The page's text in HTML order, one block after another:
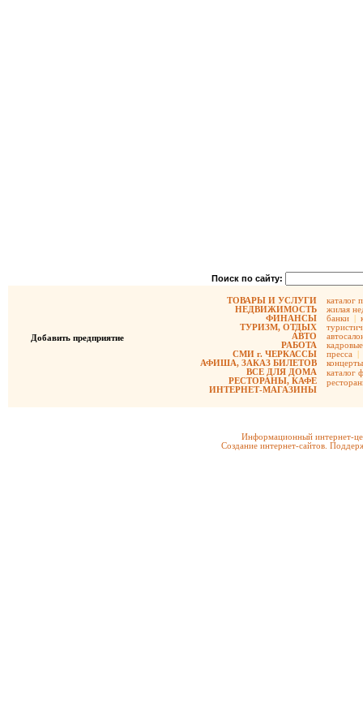
Поиск по сайту:
Добавить предприятие
ТОВАРЫ И УСЛУГИ
НЕДВИЖИМОСТЬ
ФИНАНСЫ
ТУРИЗМ, ОТДЫХ
АВТО
РАБОТА
СМИ г. ЧЕРКАССЫ
АФИША, ЗАКАЗ БИЛЕТОВ
ВСЕ ДЛЯ ДОМА
РЕСТОРАНЫ, КАФЕ
ИНТЕРНЕТ-МАГАЗИНЫ
каталог
жилая
банки |
пресса |
концерты
каталог
Информационный интернет-
Создание интернет-сайтов.